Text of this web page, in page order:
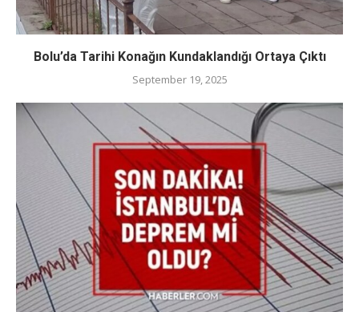
Bolu’da Tarihi Konağın Kundaklandığı Ortaya Çıktı
September 19, 2025